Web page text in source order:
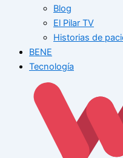
Blog
El Pilar TV
Historias de
BENE
Tecnología